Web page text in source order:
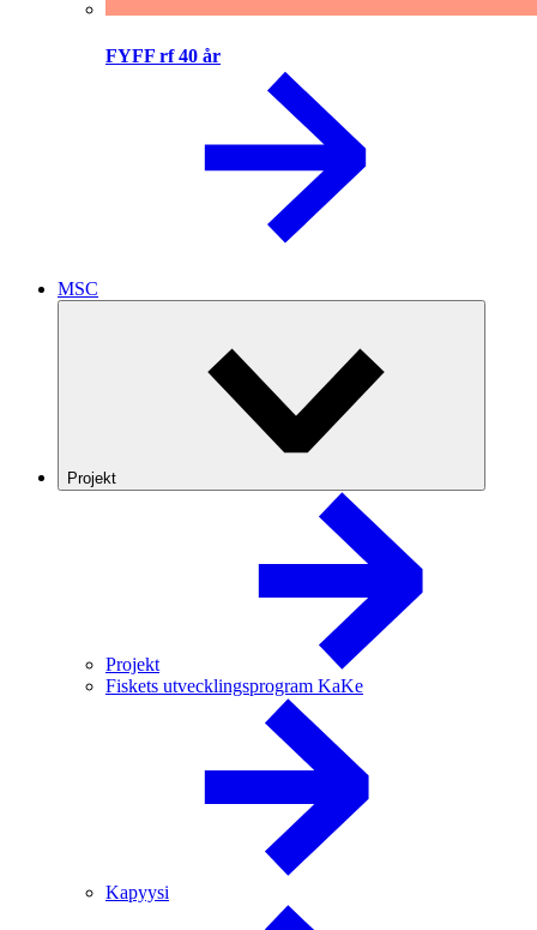
FYFF rf 40 år
MSC
Projekt
Projekt
Fiskets utvecklingsprogram KaKe
Kapyysi